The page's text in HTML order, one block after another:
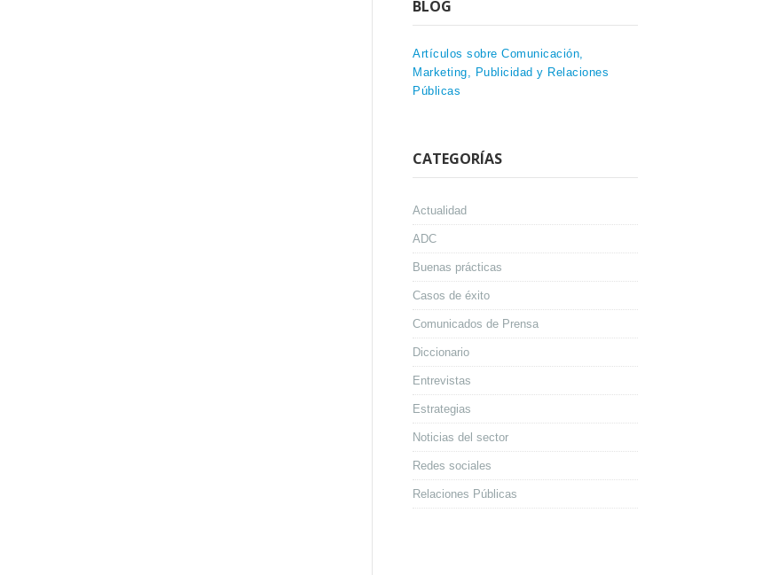
BLOG
Artículos sobre Comunicación,
Marketing, Publicidad y Relaciones
Públicas
CATEGORÍAS
Actualidad
ADC
Buenas prácticas
Casos de éxito
Comunicados de Prensa
Diccionario
Entrevistas
Estrategias
Noticias del sector
Redes sociales
Relaciones Públicas